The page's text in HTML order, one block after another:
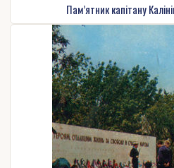
Пам’ятник капітану